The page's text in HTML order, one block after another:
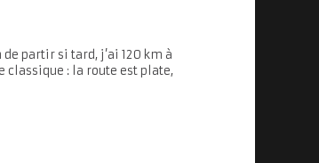
partir si tard, j’ai 120 km à
classique : la route est plate,